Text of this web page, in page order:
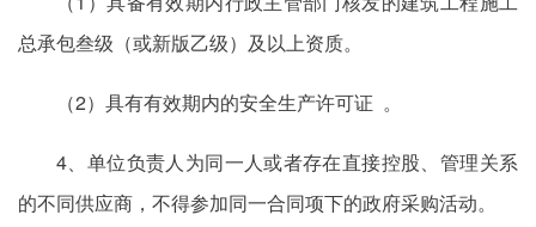
总承包叁级（或新版乙级）及以上资质。
（2）具有有效期内的安全生产许可证 。
4、单位负责人为同一人或者存在直接控股、管理关系
的不同供应商，不得参加同一合同项下的政府采购活动。